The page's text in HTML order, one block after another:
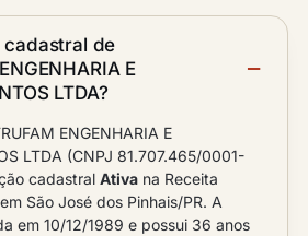
cadastral de
E
LTDA?
ENGENHARIA E
LTDA (CNPJ 81.707.465/0001-
cadastral Ativa na Receita
São José dos Pinhais/PR. A
em 10/12/1989 e possui 36 anos